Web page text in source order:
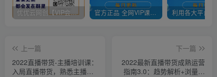
优优云网创【VIP会员专属交流群】 官方正品 全网VIP课程 无损下载~
上一篇
2022直播带货-主播培训课：
入局直播带货，熟悉主播话
下一篇
2022最新直播带货成熟运营
指南3.0：趋势解析+浏量渠